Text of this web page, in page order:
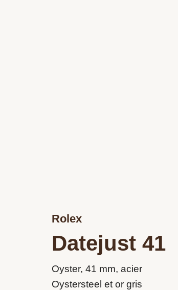
Rolex
Datejust 41
Oyster, 41 mm, acier
Oystersteel et or gris